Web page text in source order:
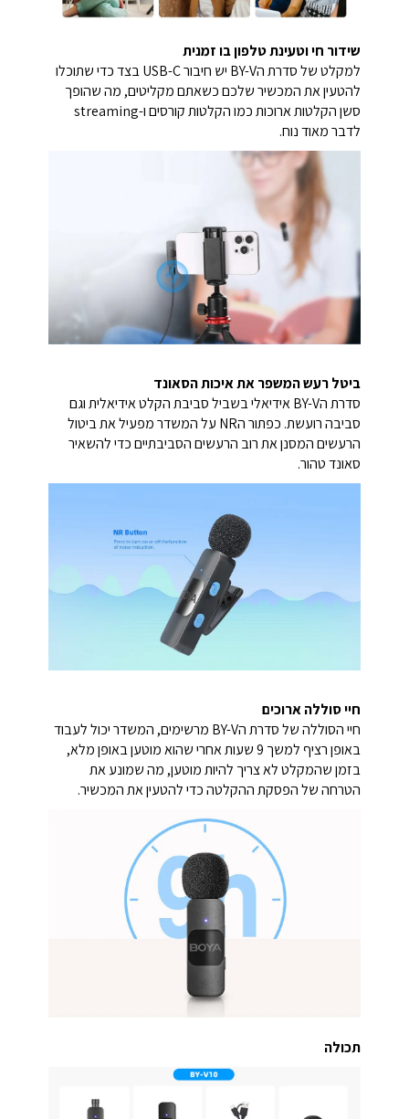
שידור חי וטעינת טלפון בו זמנית
למקלט של סדרת הBY-V יש חיבור USB-C בצד כדי שתוכלו
להטעין את המכשיר שלכם כשאתם מקליטים, מה שהופך
סשן הקלטות ארוכות כמו הקלטות קורסים ו-streaming
לדבר מאוד נוח.
ביטל רעש המשפר את איכות הסאונד
סדרת הBY-V אידיאלי בשביל סביבת הקלט אידיאלית וגם
סביבה רועשת. כפתור הNR על המשדר מפעיל את ביטול
הרעשים המסנן את רוב הרעשים הסביבתיים כדי להשאיר
סאונד טהור.
חיי סוללה ארוכים
חיי הסוללה של סדרת הBY-V מרשימים, המשדר יכול לעבוד
באופן רציף למשך 9 שעות אחרי שהוא מוטען באופן מלא,
בזמן שהמקלט לא צריך להיות מוטען, מה שמונע את
הטרחה של הפסקת ההקלטה כדי להטעין את המכשיר.
תכולה